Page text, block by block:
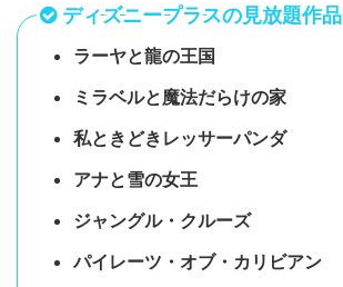
ディズニープラスの見放題作
ラーヤと龍の王国
ミラベルと魔法だらけの家
私ときどきレッサーパンダ
アナと雪の女王
ジャングル・クルーズ
パイレーツ・オブ・カリビアン